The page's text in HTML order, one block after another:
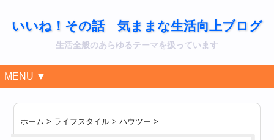
いいね！その話 気ままな生活向上ブログ
生活全般のあらゆるテーマを扱っています
MENU ▼
ホーム > ライフスタイル >ハウツー >